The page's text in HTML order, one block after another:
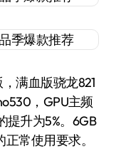
满血版骁龙821
，GPU主频
提升为5%。6GB
常使用要求。